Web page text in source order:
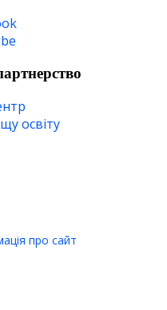
освіту
про сайт